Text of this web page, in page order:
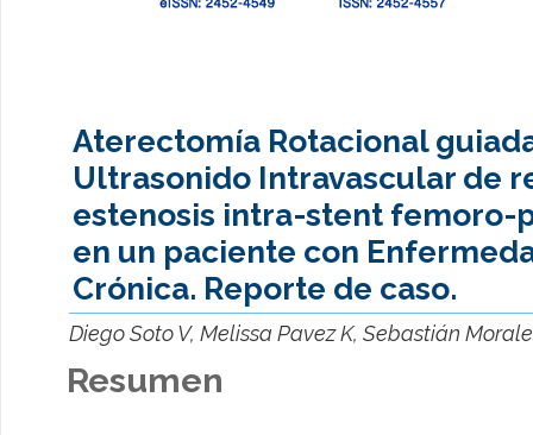
Aterectomía Rotacional
Ultrasonido Intravascular de
estenosis intra-stent femoro-
en un paciente con
Crónica. Reporte de caso.
Diego Soto V, Melissa Pavez K, Sebastián
Resumen